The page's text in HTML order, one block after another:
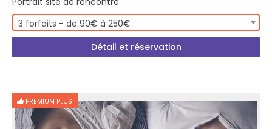
3 forfaits - de 90€ à 250€
Détail et réservation
PREMIUM PLUS